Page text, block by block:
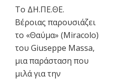
Το ΔΗ.ΠΕ.ΘΕ.
Βέροιας παρουσιάζει
το «Θαύμα» (Miracolo)
του Giuseppe Massa,
μια παράσταση που
μιλά για την